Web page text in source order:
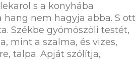
s a konyhába
hang nem hagyja abba. S ott
Székbe gyömöszöli testét,
mint a szalma, és vizes,
talpa. Apját szólítja,